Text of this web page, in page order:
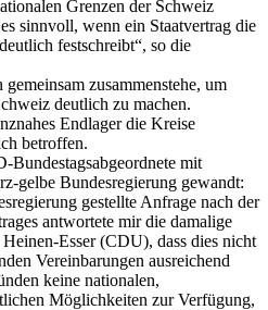
Grenzen der Schweiz
sinnvoll, wenn ein Staatvertrag die
festschreibt“, so die
zusammenstehe, um
deutlich zu machen.
Endlager die Kreise
betroffen.
Bundestagsabgeordnete mit
gelbe Bundesregierung gewandt:
gestellte Anfrage nach der
antwortete mir die damalige
Esser (CDU), dass dies nicht
Vereinbarungen ausreichend
keine nationalen,
Möglichkeiten zur Verfügung,